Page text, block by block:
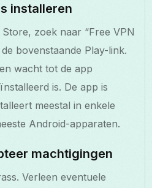
installeren
zoek naar “Free VPN
bovenstaande Play-link.
wacht tot de app
is. De app is
meestal in enkele
Android-apparaten.
machtigingen
Verleen eventuele